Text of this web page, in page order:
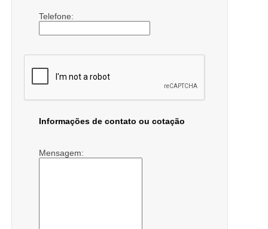
Telefone:
Informações de contato ou cotação
Mensagem: